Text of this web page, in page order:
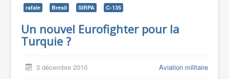
rafale Bresil SIRPA C-135
Un nouvel Eurofighter pour la
Turquie ?
3 décembre 2010 Aviation militaire